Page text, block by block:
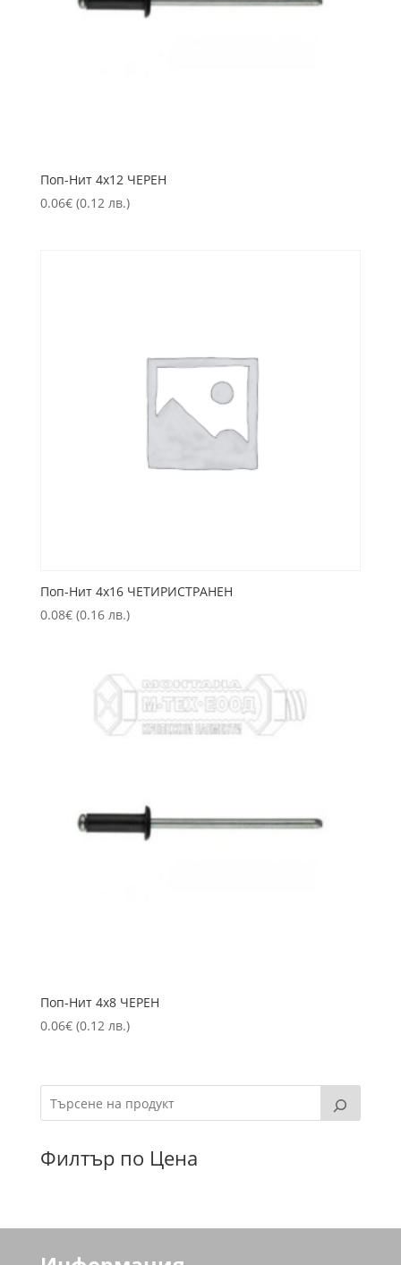
Пoп-Нит 4х12 ЧЕРЕН
0.06€ (0.12 лв.)
Пoп-Нит 4х16 ЧЕТИРИСТРАНЕН
0.08€ (0.16 лв.)
Пoп-Нит 4х8 ЧЕРЕН
0.06€ (0.12 лв.)
Филтър по Цена